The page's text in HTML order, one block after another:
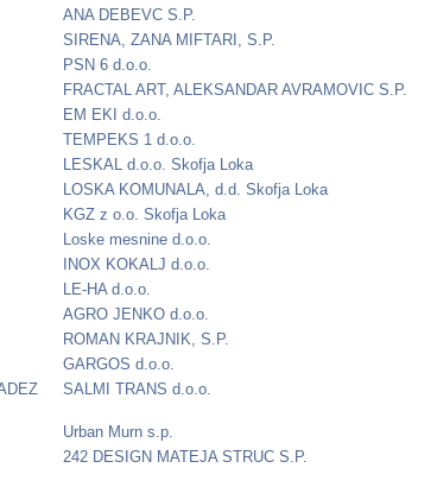
ANA DEBEVC S.P.
SIRENA, ZANA MIFTARI, S.P.
PSN 6 d.o.o.
FRACTAL ART, ALEKSANDAR AVRAMOVIC S.P.
EM EKI d.o.o.
TEMPEKS 1 d.o.o.
LESKAL d.o.o. Skofja Loka
LOSKA KOMUNALA, d.d. Skofja Loka
KGZ z o.o. Skofja Loka
Loske mesnine d.o.o.
INOX KOKALJ d.o.o.
LE-HA d.o.o.
AGRO JENKO d.o.o.
ROMAN KRAJNIK, S.P.
GARGOS d.o.o.
SALMI TRANS d.o.o.
Urban Murn s.p.
242 DESIGN MATEJA STRUC S.P.